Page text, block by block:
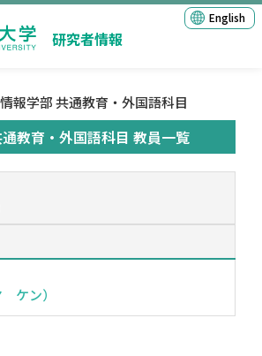
研究者情報
English
報学部 共通教育・外国語科目
教育・外国語科目 教員一覧
ケン）